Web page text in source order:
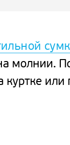
молнии.
куртке